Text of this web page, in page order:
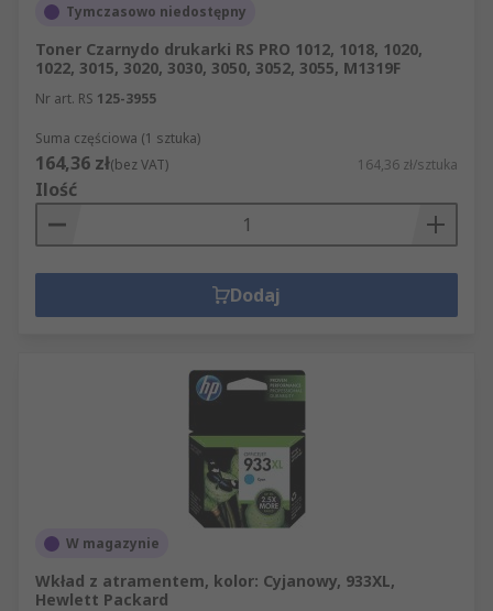
Tymczasowo niedostępny
Toner Czarnydo drukarki RS PRO 1012, 1018, 1020,
1022, 3015, 3020, 3030, 3050, 3052, 3055, M1319F
Nr art. RS 125-3955
Suma częściowa (1 sztuka)
164,36 zł(bez VAT) 164,36 zł/sztuka
Ilość
Dodaj
W magazynie
Wkład z atramentem, kolor: Cyjanowy, 933XL,
Hewlett Packard